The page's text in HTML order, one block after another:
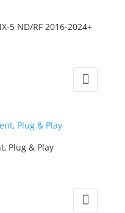
5 ND/RF 2016-2024+
Plug & Play